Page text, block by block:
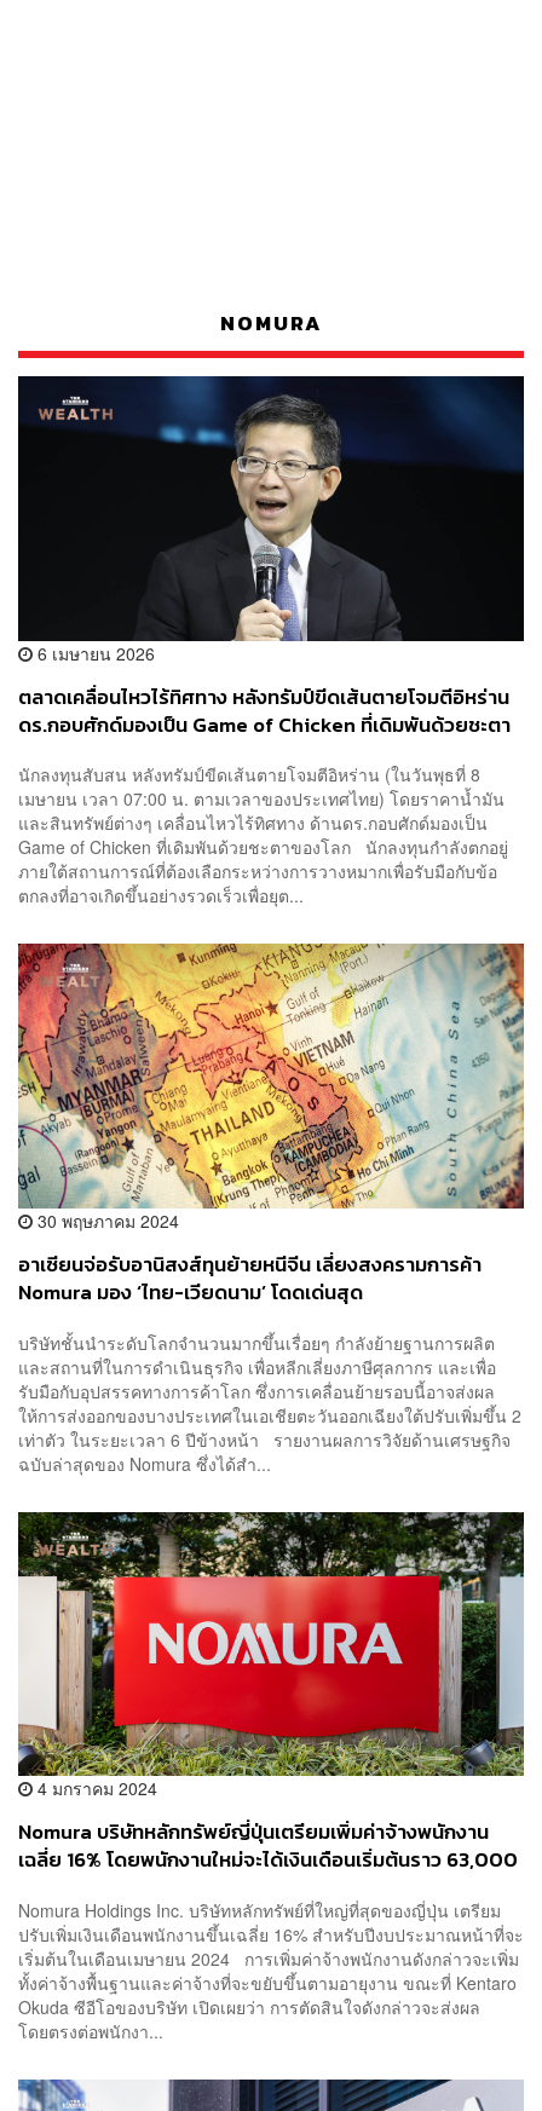
NOMURA
6 เมษายน 2026
ตลาดเคลื่อนไหวไร้ทิศทาง หลังทรัมป์ขีดเส้นตายโจมตีอิหร่าน
ดร.กอบศักด์มองเป็น Game of Chicken ที่เดิมพันด้วยชะตา
นักลงทุนสับสน หลังทรัมป์ขีดเส้นตายโจมตีอิหร่าน (ในวันพุธที่ 8
เมษายน เวลา 07:00 น. ตามเวลาของประเทศไทย) โดยราคาน้ำมัน
และสินทรัพย์ต่างๆ เคลื่อนไหวไร้ทิศทาง ด้านดร.กอบศักด์มองเป็น
Game of Chicken ที่เดิมพันด้วยชะตาของโลก นักลงทุนกำลังตกอยู่
ภายใต้สถานการณ์ที่ต้องเลือกระหว่างการวางหมากเพื่อรับมือกับข้อ
ตกลงที่อาจเกิดขึ้นอย่างรวดเร็วเพื่อยุต...
30 พฤษภาคม 2024
อาเซียนจ่อรับอานิสงส์ทุนย้ายหนีจีน เลี่ยงสงครามการค้า
Nomura มอง ‘ไทย-เวียดนาม’ โดดเด่นสุด
บริษัทชั้นนำระดับโลกจำนวนมากขึ้นเรื่อยๆ กำลังย้ายฐานการผลิต
และสถานที่ในการดำเนินธุรกิจ เพื่อหลีกเลี่ยงภาษีศุลกากร และเพื่อ
รับมือกับอุปสรรคทางการค้าโลก ซึ่งการเคลื่อนย้ายรอบนี้อาจส่งผล
ให้การส่งออกของบางประเทศในเอเชียตะวันออกเฉียงใต้ปรับเพิ่มขึ้น 2
เท่าตัว ในระยะเวลา 6 ปีข้างหน้า รายงานผลการวิจัยด้านเศรษฐกิจ
ฉบับล่าสุดของ Nomura ซึ่งได้สำ...
4 มกราคม 2024
Nomura บริษัทหลักทรัพย์ญี่ปุ่นเตรียมเพิ่มค่าจ้างพนักงาน
เฉลี่ย 16% โดยพนักงานใหม่จะได้เงินเดือนเริ่มต้นราว 63,000
Nomura Holdings Inc. บริษัทหลักทรัพย์ที่ใหญ่ที่สุดของญี่ปุ่น เตรียม
ปรับเพิ่มเงินเดือนพนักงานขึ้นเฉลี่ย 16% สำหรับปีงบประมาณหน้าที่จะ
เริ่มต้นในเดือนเมษายน 2024 การเพิ่มค่าจ้างพนักงานดังกล่าวจะเพิ่ม
ทั้งค่าจ้างพื้นฐานและค่าจ้างที่จะขยับขึ้นตามอายุงาน ขณะที่ Kentaro
Okuda ซีอีโอของบริษัท เปิดเผยว่า การตัดสินใจดังกล่าวจะส่งผล
โดยตรงต่อพนักงา...